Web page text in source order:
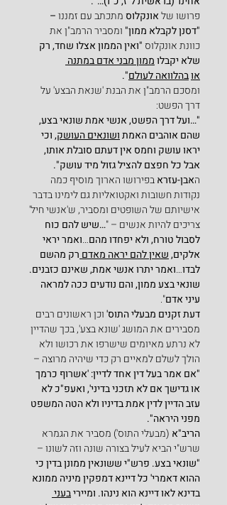
פרושו של אונקלוס מתכתב עם זמננו –
"דסנן לקבלא ממון" ומסביר הרמב"ן את
כוונת אונקלוס "ואין הממון אצלו שחד, רק
שלא יקבלו ממון מבני אדם במתנה
אובהלוואה לעולם".
ומסכם הרמב"ן את הבנת 'שנאת הבצע' על
דרך הפשט:
"…ועל דרך הפשט, אנשי אמת שונאי בצע,
שהם אוהבים האמת ושונאים העושק, וכי
יראו עושק וחמס אין דעתם סובלת אותו,
אבל כל חפצם להציל גזול מיד עושק".
האבן-עזרא בפירושו הארוך מוסיף כמה
נקודות חשובות ואקטואליות גם לימינו בדבר
אישיותם של השופטים ומסביר, ש'אנשי חיל'
צריכים להיות אנשים – "…שיש להם כוח
לסבול טורח, ולא יפחדו מהם…ואמר יראי
אלקים, שאין להם יראה מאדם רק מהשם
לבדו…ואמר יתרו אנשי אמת, שאינם כזבנים.
שונאי בצע ממון, והם נודעים ככה למראה
עיני אדם".
דעת זקנים מבעלי התוס' וכן ראשונים רבים
מסבירים את המושג 'שונא בצע', בכך שהדיין
לא נרתע מאיומים שישרפו את רכושו ולא
הולך לשלם למאיים רק כדי שיהיה מרוצה –
"אם אמר בעל דין אחד לדיין: 'אשרוף כרמך
או גדישך אם לא תזכני בדיני', ואעפ"כ לא
עזב הדיין לדין אמת בדיניו ולא הטה המשפט
מפני היראה".
הריב"א (מבעלי התוס') מסביר את הגמרא
שרש"י הביא לעיל בצורה שונה וזה לשונו –
"שונאי בצע. פרש"י ששונאין ממונן בדין כי
ההוא דאמרי' כל דיינא דמפקין מיניה ממונא
בדינא לאו דיינא הוא נינהו. ומיירי בעני